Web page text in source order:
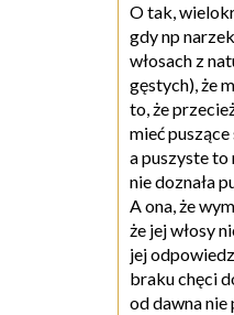
O tak,
gdy np
włosach z
gęstych), że
to, że
mieć puszące
a puszyste to
nie doznała
A ona, że
że jej włosy
jej
braku chęci
od dawna nie